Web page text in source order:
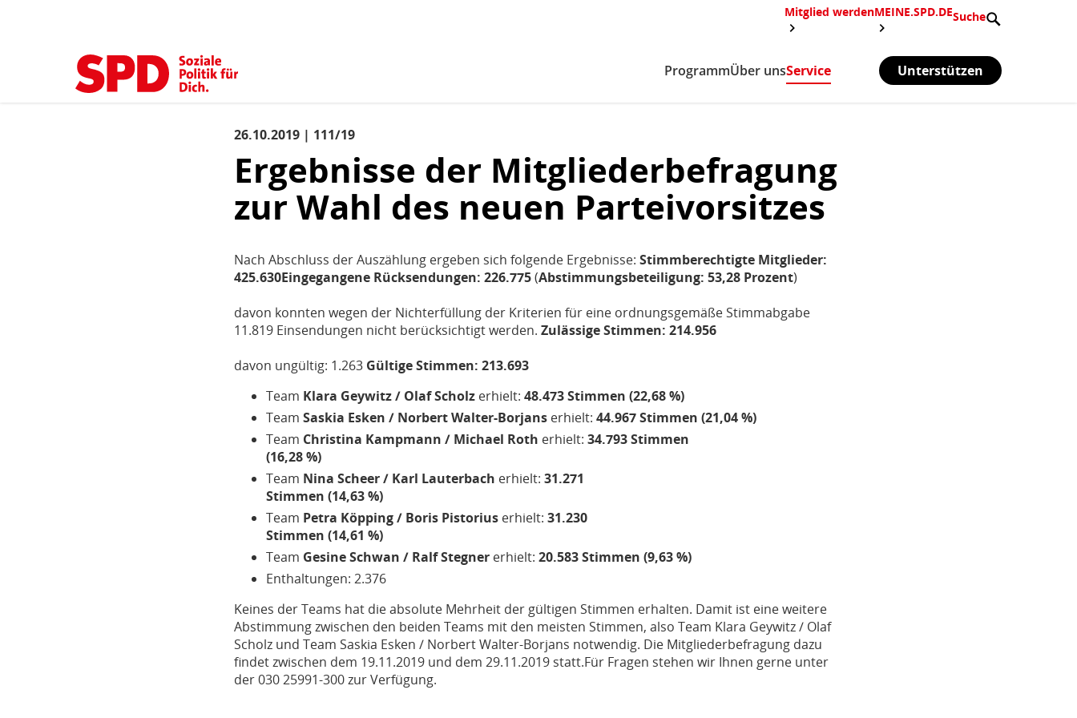
Mitglied werdenMEINE.SPD.DESuche
Hauptnavigation
ProgrammÜber unsService Unterstützen
26.10.2019 | 111/19
Ergebnisse der Mitgliederbefragung
zur Wahl des neuen Parteivorsitzes
Nach Abschluss der Auszählung ergeben sich folgende Ergebnisse: Stimmberechtigte Mitglieder:
425.630Eingegangene Rücksendungen: 226.775(Abstimmungsbeteiligung: 53,28 Prozent)
davon konnten wegen der Nichterfüllung der Kriterien für eine ordnungsgemäße Stimmabgabe
11.819 Einsendungen nicht berücksichtigt werden. Zulässige Stimmen: 214.956
davon ungültig: 1.263 Gültige Stimmen: 213.693
Team Klara Geywitz / Olaf Scholz erhielt: 48.473 Stimmen (22,68 %)
Team Saskia Esken / Norbert Walter-Borjans erhielt: 44.967 Stimmen (21,04 %)
Team Christina Kampmann / Michael Roth erhielt: 34.793 Stimmen
(16,28 %)
Team Nina Scheer / Karl Lauterbach erhielt: 31.271
Stimmen (14,63 %)
Team Petra Köpping / Boris Pistorius erhielt: 31.230
Stimmen (14,61 %)
Team Gesine Schwan / Ralf Stegner erhielt: 20.583 Stimmen (9,63 %)
Enthaltungen: 2.376
Keines der Teams hat die absolute Mehrheit der gültigen Stimmen erhalten. Damit ist eine weitere
Abstimmung zwischen den beiden Teams mit den meisten Stimmen, also Team Klara Geywitz / Olaf
Scholz und Team Saskia Esken / Norbert Walter-Borjans notwendig. Die Mitgliederbefragung dazu
findet zwischen dem 19.11.2019 und dem 29.11.2019 statt.Für Fragen stehen wir Ihnen gerne unter
der 030 25991-300 zur Verfügung.